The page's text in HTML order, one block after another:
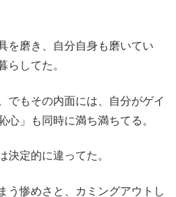
を磨き、自分自身も磨いてい
らしてた。
でもその内面には、自分がゲイ
心」も同時に満ち満ちてる。
決定的に違ってた。
う惨めさと、カミングアウトし